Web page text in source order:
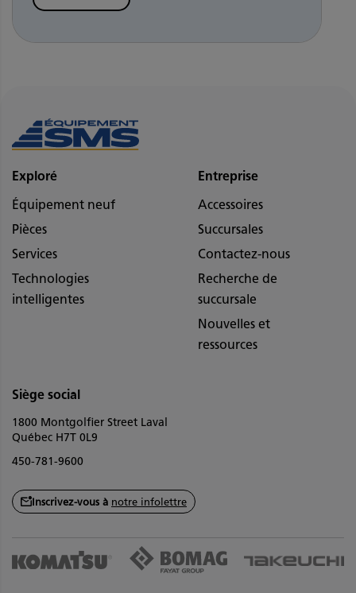
Exploré
Équipement neuf
Pièces
Services
Technologies
intelligentes
Entreprise
Accessoires
Succursales
Contactez-nous
Recherche de
succursale
Nouvelles et
ressources
Siège social
1800 Montgolfier Street Laval
Québec H7T 0L9
450-781-9600
Inscrivez-vous à notre infolettre